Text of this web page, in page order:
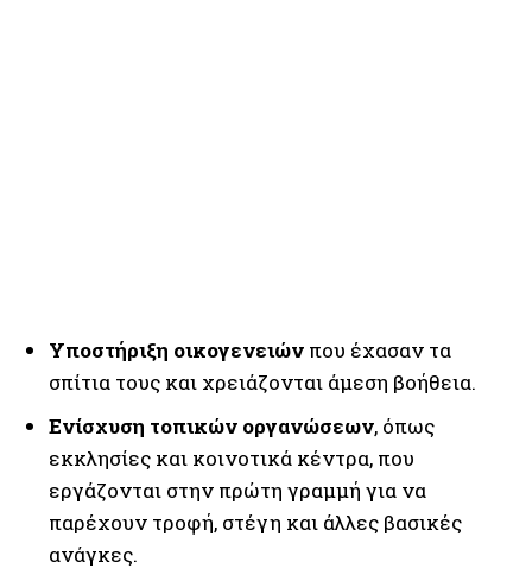
Υποστήριξη οικογενειών που έχασαν τα
σπίτια τους και χρειάζονται άμεση βοήθεια.
Ενίσχυση τοπικών οργανώσεων, όπως
εκκλησίες και κοινοτικά κέντρα, που
εργάζονται στην πρώτη γραμμή για να
παρέχουν τροφή, στέγη και άλλες βασικές
ανάγκες.